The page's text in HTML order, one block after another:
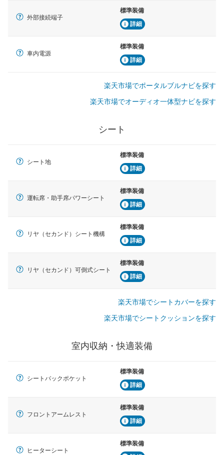
外部接続端子
標準装備
詳細
車内電源
標準装備
詳細
楽天市場でポータルブルナビを探す
楽天市場でオーディオ一体型ナビを探す
シート
シート地
標準装備
詳細
運転席・助手席パワーシート
標準装備
詳細
リヤ（セカンド）シート機構
標準装備
詳細
リヤ（セカンド）可倒式シート
標準装備
詳細
楽天市場でシートカバーを探す
楽天市場でシートクッションを探す
室内収納・快適装備
シートバックポケット
標準装備
詳細
フロントアームレスト
標準装備
詳細
ヒーターシート
標準装備